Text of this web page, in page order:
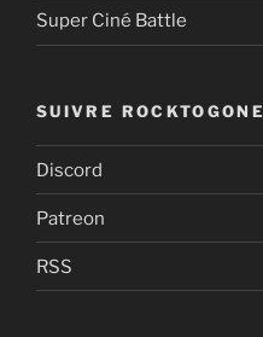
Super Ciné Battle
SUIVRE ROCKTOGONE
Discord
Patreon
RSS